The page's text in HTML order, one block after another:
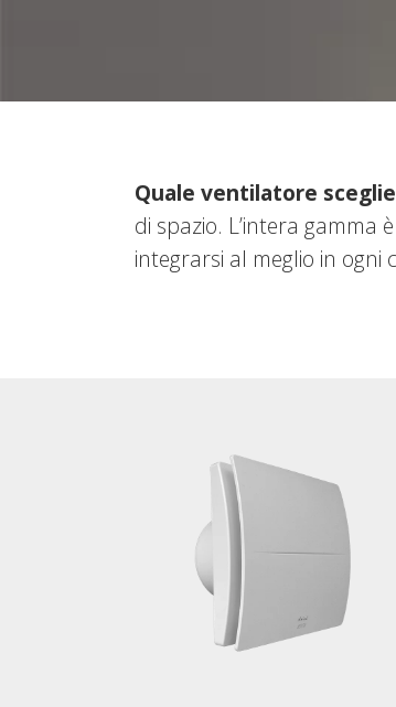
Quale ventilatore
di spazio. L’intera gamma è
integrarsi al meglio in ogni